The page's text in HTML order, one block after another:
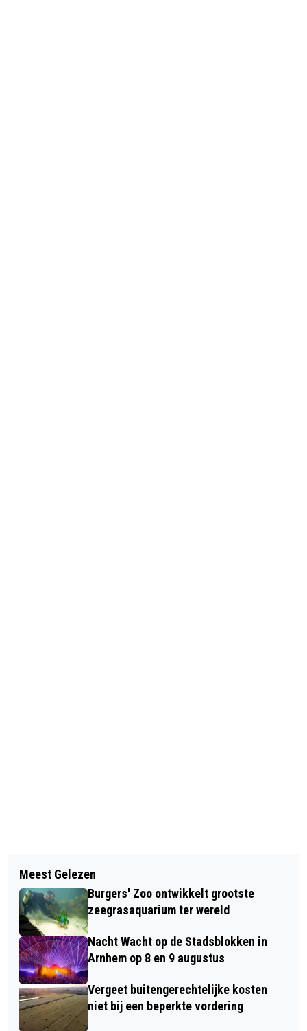
HUISDIER VAN DE WEEK: HONDJE
BENJI
BJIEENKOMST ALZHEIMER TREFPUNT
WAGENINGEN: OMGAAN MET
DEMENTIE: DO’S & DON’TS
Meest Gelezen
Burgers' Zoo ontwikkelt grootste
zeegrasaquarium ter wereld
Nacht Wacht op de Stadsblokken in
Arnhem op 8 en 9 augustus
Vergeet buitengerechtelijke kosten
niet bij een beperkte vordering